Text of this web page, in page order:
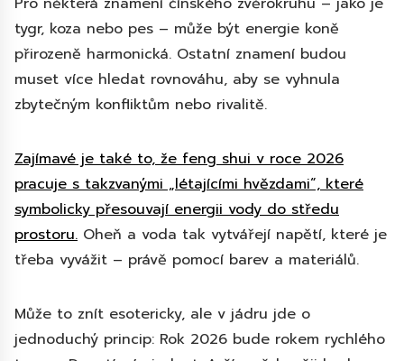
tygr, koza nebo pes – může být energie koně
přirozeně harmonická. Ostatní znamení budou
muset více hledat rovnováhu, aby se vyhnula
zbytečným konfliktům nebo rivalitě.
Zajímavé je také to, že feng shui v roce 2026
pracuje s takzvanými „létajícími hvězdami“, které
symbolicky přesouvají energii vody do středu
prostoru. Oheň a voda tak vytvářejí napětí, které je
třeba vyvážit – právě pomocí barev a materiálů.
Může to znít esotericky, ale v jádru jde o
jednoduchý princip: Rok 2026 bude rokem rychlého